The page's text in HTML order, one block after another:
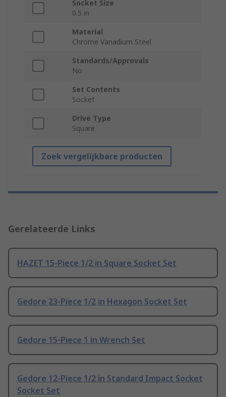
Socket Size
0.5 in
Material
Chrome Vanadium Steel
Standards/Approvals
No
Set Contents
Socket
Drive Type
Square
Zoek vergelijkbare producten
Gerelateerde Links
HAZET 15-Piece 1/2 in Square Socket Set
Gedore 23-Piece 1/2 in Hexagon Socket Set
Gedore 15-Piece 1 in Wrench Set
Gedore 12-Piece 1/2 in Standard Impact Socket
Socket Set